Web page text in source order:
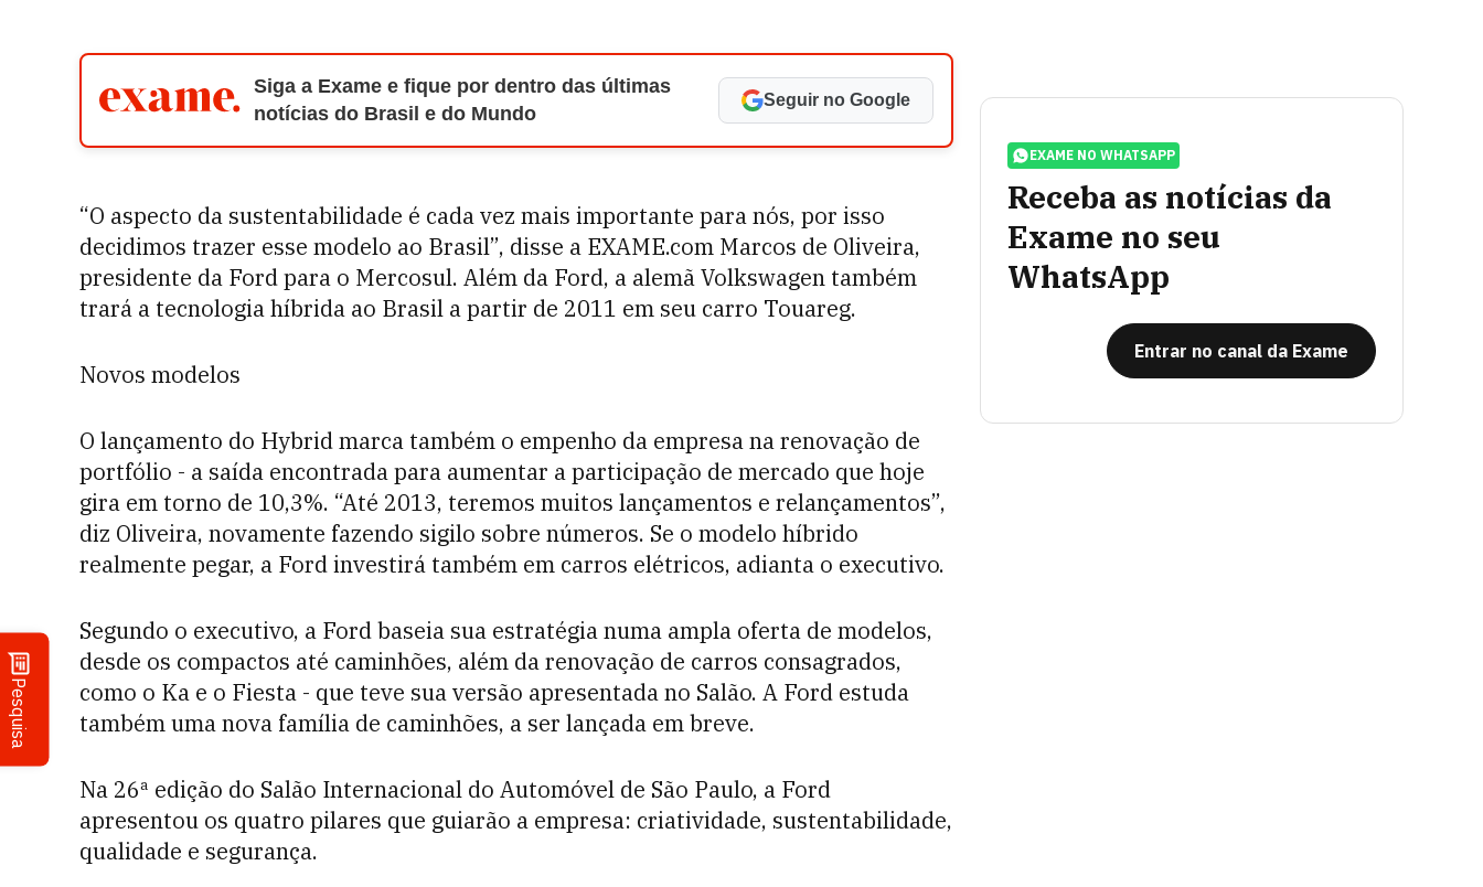
Pesquisa
Siga a Exame e fique por dentro das últimas
notícias do Brasil e do Mundo
Seguir no Google
“O aspecto da sustentabilidade é cada vez mais importante para nós, por isso
decidimos trazer esse modelo ao Brasil”, disse a EXAME.com Marcos de Oliveira,
presidente da Ford para o Mercosul. Além da Ford, a alemã Volkswagen também
trará a tecnologia híbrida ao Brasil a partir de 2011 em seu carro Touareg.
Novos modelos
O lançamento do Hybrid marca também o empenho da empresa na renovação de
portfólio - a saída encontrada para aumentar a participação de mercado que hoje
gira em torno de 10,3%. “Até 2013, teremos muitos lançamentos e relançamentos”,
diz Oliveira, novamente fazendo sigilo sobre números. Se o modelo híbrido
realmente pegar, a Ford investirá também em carros elétricos, adianta o executivo.
Segundo o executivo, a Ford baseia sua estratégia numa ampla oferta de modelos,
desde os compactos até caminhões, além da renovação de carros consagrados,
como o Ka e o Fiesta - que teve sua versão apresentada no Salão. A Ford estuda
também uma nova família de caminhões, a ser lançada em breve.
Na 26ª edição do Salão Internacional do Automóvel de São Paulo, a Ford
apresentou os quatro pilares que guiarão a empresa: criatividade, sustentabilidade,
qualidade e segurança.
EXAME NO WHATSAPP
Receba as notícias da
Exame no seu
WhatsApp
Entrar no canal da Exame